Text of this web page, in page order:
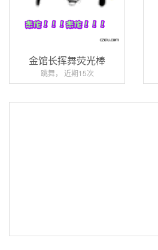
金馆长挥舞荧光棒
跳舞， 近期15次